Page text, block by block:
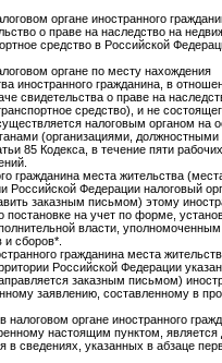
органе иностранного
о праве на наследство на
средство в Российской
органе по месту нахождения
иностранного гражданина, в
свидетельства о праве на
средство), и не
налоговым органом на
(организациями, должностными
85 Кодекса, в течение пяти
гражданина места жительства
Российской Федерации налоговый
заказным письмом) этому
постановке на учет по форме,
власти,
и сборов*.
гражданина места
Российской Федерации
заказным письмом)
заявлению, составленному в
налоговом органе иностранного
настоящим пунктом, является
в сведениях, указанных в абзаце